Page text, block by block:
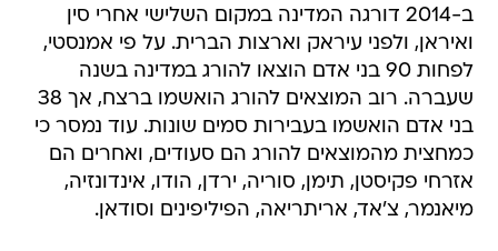
ב-2014 דורגה המדינה במקום השלישי אחרי סין
ואיראן, ולפני עיראק וארצות הברית. על פי אמנסטי,
לפחות 90 בני אדם הוצאו להורג במדינה בשנה
שעברה. רוב המוצאים להורג הואשמו ברצח, אך 38
בני אדם הואשמו בעבירות סמים שונות. עוד נמסר כי
כמחצית מהמוצאים להורג הם סעודים, ואחרים הם
אזרחי פקיסטן, תימן, סוריה, ירדן, הודו, אינדונזיה,
מיאנמר, צ'אד, אריתריאה, הפיליפינים וסודאן.